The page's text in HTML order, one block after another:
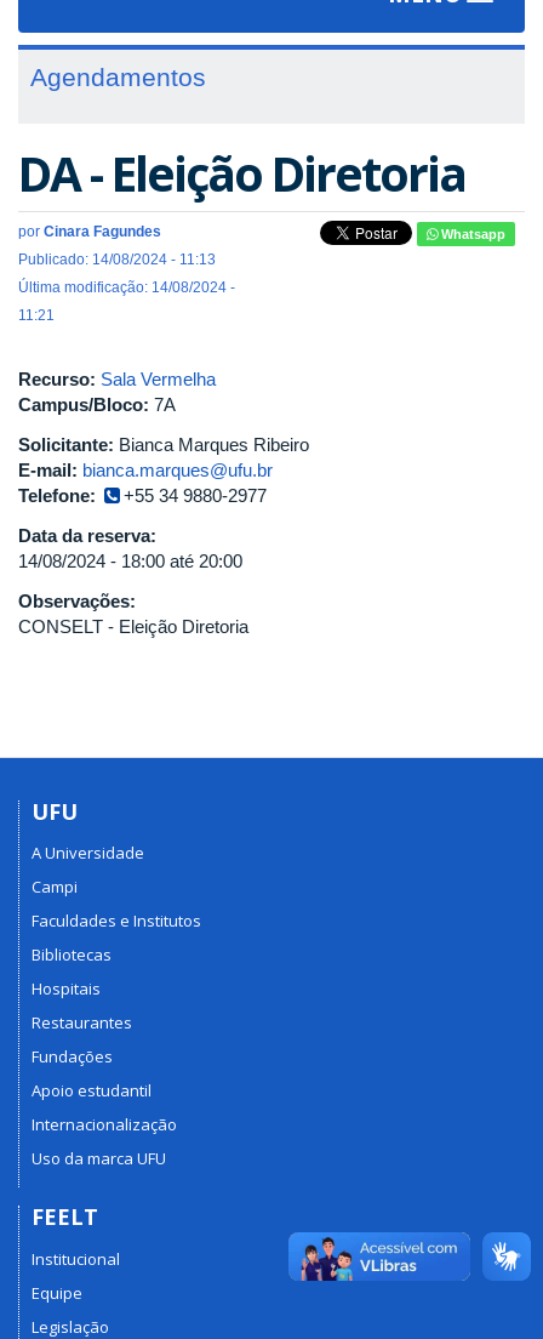
Agendamentos
DA - Eleição Diretoria
por Cinara Fagundes
Publicado: 14/08/2024 - 11:13
Última modificação: 14/08/2024 -
11:21
Whatsapp
Recurso: Sala Vermelha
Campus/Bloco: 7A
Solicitante: Bianca Marques Ribeiro
E-mail: bianca.marques@ufu.br
Telefone:
+55 34 9880-2977
Data da reserva:
14/08/2024 - 18:00 até 20:00
Observações:
CONSELT - Eleição Diretoria
UFU
A Universidade
Campi
Faculdades e Institutos
Bibliotecas
Hospitais
Restaurantes
Fundações
Apoio estudantil
Internacionalização
Uso da marca UFU
FEELT
Institucional
Equipe
Legislação